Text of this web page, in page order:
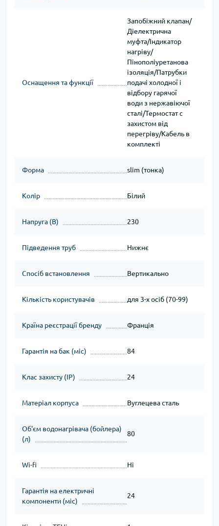
Оснащення та функції
Запобіжний клапан/
Діелектрична
муфта/Індикатор
нагріву/
Пінополіуретанова
ізоляція/Патрубки
подачі холодної і
відбору гарячої
води з нержавіючої
сталі/Термостат c
захистом від
перегріву/Кабель в
комплекті
Форма slim (тонка)
Колір Білий
Напруга (В) 230
Підведення труб Нижнє
Спосіб встановлення Вертикально
Кількість користувачів для 3-х осіб (70-99)
Країна реєстрації бренду Франція
Гарантія на бак (міс) 84
Клас захисту (IP) 24
Матеріал корпуса Вуглецева сталь
Об'єм водонагрівача (бойлера)
(л)
80
Wi-fi Ні
Гарантія на електричні
компоненти (міс)
24